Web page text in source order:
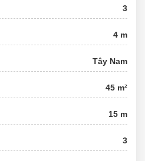
3
4 m
Tây Nam
45 m²
15 m
3